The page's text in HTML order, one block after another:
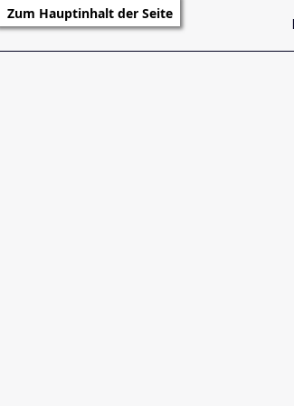
Zum Hauptinhalt der Seite